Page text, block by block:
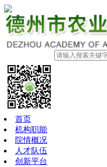
首页
机构职能
院情概况
人才队伍
创新平台